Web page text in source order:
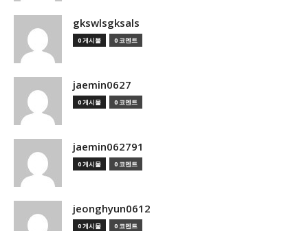
gkswlsgksals
0 게시물 0 코멘트
jaemin0627
0 게시물 0 코멘트
jaemin062791
0 게시물 0 코멘트
jeonghyun0612
0 게시물 0 코멘트